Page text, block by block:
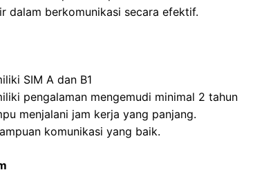
dalam berkomunikasi secara efektif.
SIM A dan B1
pengalaman mengemudi minimal 2 tahun
menjalani jam kerja yang panjang.
komunikasi yang baik.